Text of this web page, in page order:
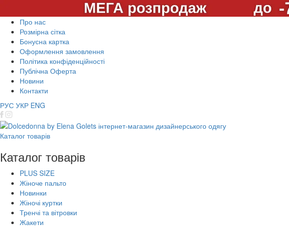
Про нас
Розмірна сітка
Бонусна картка
Оформлення замовлення
Політика конфіденційності
Публічна Оферта
Новини
Контакти
РУС УКР ENG
Каталог товарів
Каталог товарів
PLUS SIZE
Жіноче пальто
Новинки
Жіночі куртки
Тренчі та вітровки
Жакети